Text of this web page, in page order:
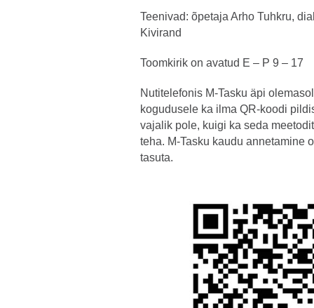
Teenivad: õpetaja Arho Tuhkru,
Kivirand
Toomkirik on avatud E – P 9 – 17
Nutitelefonis M-Tasku äpi
kogudusele ka ilma QR-koodi
vajalik pole, kuigi ka seda
teha. M-Tasku kaudu annetamine
tasuta.